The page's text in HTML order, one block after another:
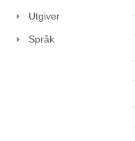
Utgiver
Språk